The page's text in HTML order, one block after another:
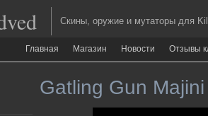
Скины, оружие и мутаторы для
Главная Магазин Новости Отзывы
Gatling Gun